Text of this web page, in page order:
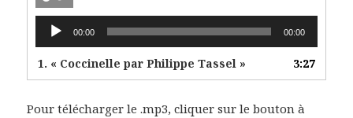
Lecteur
audio
00:00 00:00
1. « Coccinelle par Philippe Tassel » 3:27
Pour télécharger le .mp3, cliquer sur le bouton à